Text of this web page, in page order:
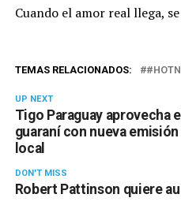
Cuando el amor real llega,
TEMAS RELACIONADOS:
UP NEXT
Tigo Paraguay aprovecha
guaraní con nueva
local
DON'T MISS
Robert Pattinson quiere